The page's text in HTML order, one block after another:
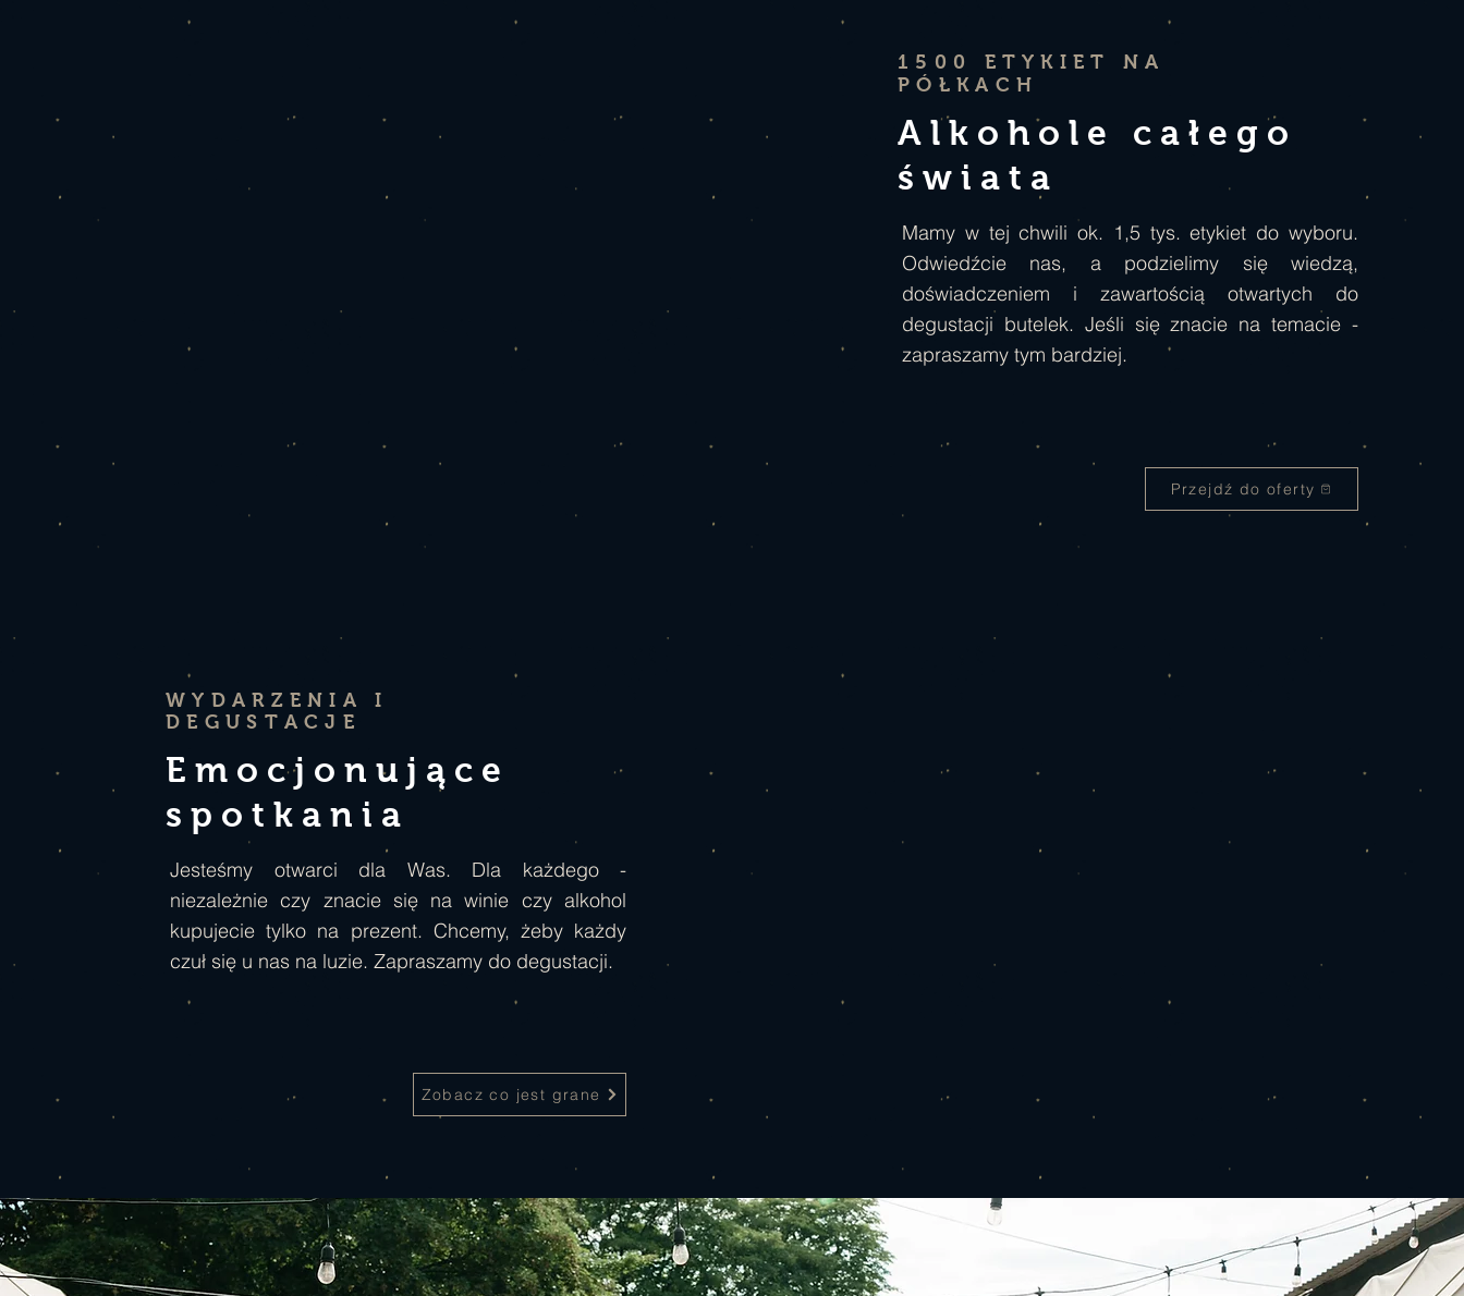
1500 ETYKIET NA
PÓŁKACH
Alkohole całego
świata
Mamy w tej chwili ok. 1,5 tys. etykiet do wyboru.
Odwiedźcie nas, a podzielimy się wiedzą,
doświadczeniem i zawartością otwartych do
degustacji butelek. Jeśli się znacie na temacie -
zapraszamy tym bardziej.
Przejdź do oferty
WYDARZENIA I
DEGUSTACJE
Emocjonujące
spotkania
Jesteśmy otwarci dla Was. Dla każdego -
niezależnie czy znacie się na winie czy alkohol
kupujecie tylko na prezent. Chcemy, żeby każdy
czuł się u nas na luzie. Zapraszamy do degustacji.
Zobacz co jest grane